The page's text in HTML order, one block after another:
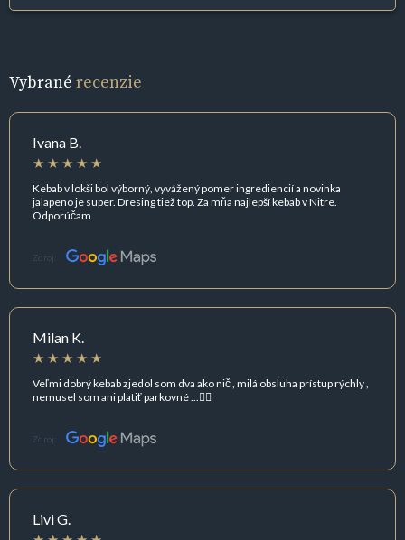
Vybrané recenzie
Ivana B.
Kebab v lokši bol výborný, vyvážený pomer ingrediencií a novinka
jalapeno je super. Dresing tiež top. Za mňa najlepší kebab v Nitre.
Odporúčam.
Zdroj:
Milan K.
Veľmi dobrý kebab zjedol som dva ako nič , milá obsluha prístup rýchly ,
nemusel som ani platiť parkovné ...👍🏻
Zdroj:
Livi G.